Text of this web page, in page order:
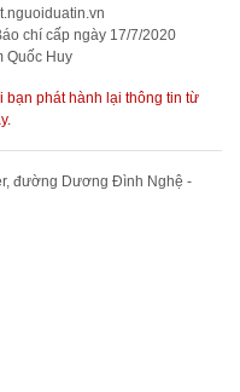
chí cấp ngày 17/7/2020
Quốc Huy
bạn phát hành lại thông tin từ
đường Dương Đình Nghệ -